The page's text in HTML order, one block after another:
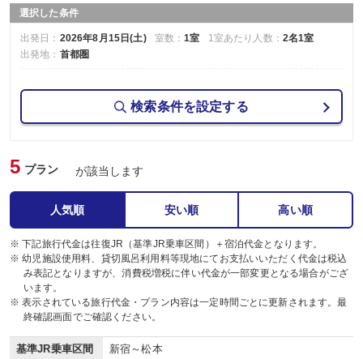
選択した条件
出発日： 2026年8月15日(土) 室数：1室 1室あたり人数： 2名1室
出発地： 首都圏
検索条件を設定する
5 プラン が該当します
人気順 安い順 高い順
※ 下記旅行代金は往復JR（基準JR乗車区間）＋宿泊代金となります。
※ 幼児施設使用料、貸切風呂利用料等現地にてお支払いいただく代金は税込
み表記となりますが、消費税増税に伴い代金が一部変更となる場合がござ
います。
※ 表示されている旅行代金・プラン内容は一定時間ごとに更新されます。最
終確認画面でご確認ください。
基準JR乗車区間 新宿～松本